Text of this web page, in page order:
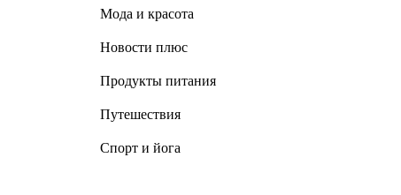
Мода и красота
Новости плюс
Продукты питания
Путешествия
Спорт и йога